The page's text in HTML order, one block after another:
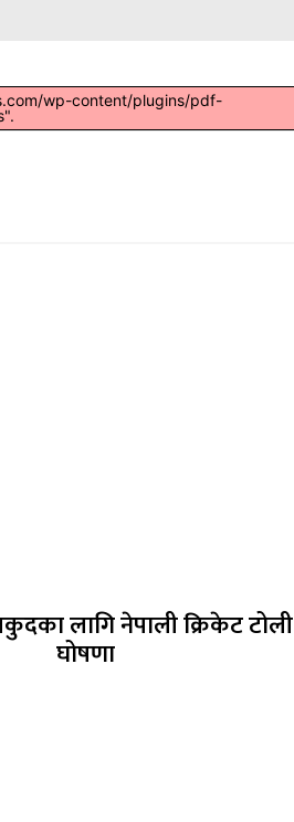
wp-content/plugins/pdf-
लागि नेपाली क्रिकेट टोली
घोषणा